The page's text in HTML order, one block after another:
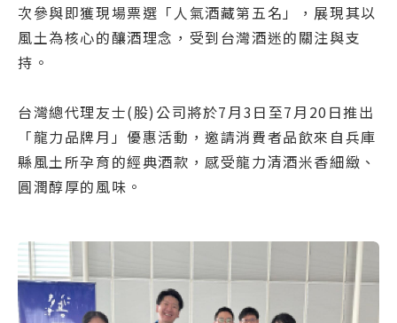
次參與即獲現場票選「人氣酒藏第五名」，展現其以
風土為核心的釀酒理念，受到台灣酒迷的關注與支
持。
台灣總代理友士(股)公司將於7月3日至7月20日推出
「龍力品牌月」優惠活動，邀請消費者品飲來自兵庫
縣風土所孕育的經典酒款，感受龍力清酒米香細緻、
圓潤醇厚的風味。